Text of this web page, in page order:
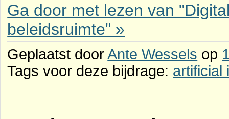
Ga door met lezen van
beleidsruimte" »
Geplaatst doorAnte Wessels op
Tags voor deze bijdrage: artificial